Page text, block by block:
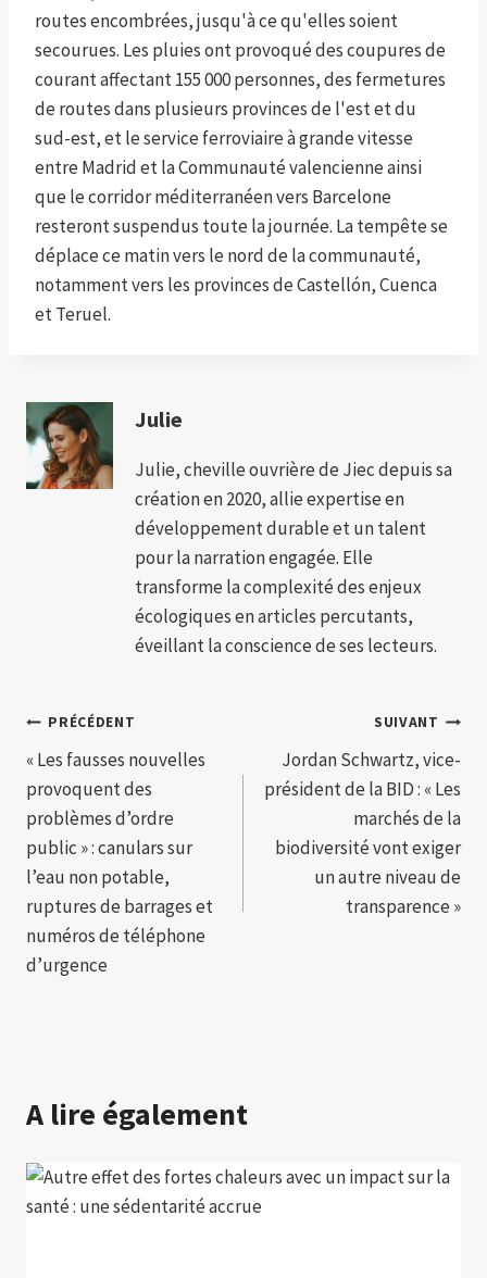
routes encombrées, jusqu'à ce qu'elles soient
secourues. Les pluies ont provoqué des coupures de
courant affectant 155 000 personnes, des fermetures
de routes dans plusieurs provinces de l'est et du
sud-est, et le service ferroviaire à grande vitesse
entre Madrid et la Communauté valencienne ainsi
que le corridor méditerranéen vers Barcelone
resteront suspendus toute la journée. La tempête se
déplace ce matin vers le nord de la communauté,
notamment vers les provinces de Castellón, Cuenca
et Teruel.
Julie
Julie, cheville ouvrière de Jiec depuis sa
création en 2020, allie expertise en
développement durable et un talent
pour la narration engagée. Elle
transforme la complexité des enjeux
écologiques en articles percutants,
éveillant la conscience de ses lecteurs.
Navigation
de
l’article
PRÉCÉDENT
« Les fausses nouvelles
provoquent des
problèmes d’ordre
public » : canulars sur
l’eau non potable,
ruptures de barrages et
numéros de téléphone
d’urgence
SUIVANT
Jordan Schwartz, vice-
président de la BID : « Les
marchés de la
biodiversité vont exiger
un autre niveau de
transparence »
A lire également